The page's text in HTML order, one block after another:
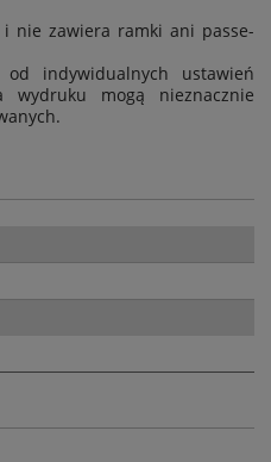
nie zawiera ramki ani passe-
od indywidualnych ustawień
mogą nieznacznie